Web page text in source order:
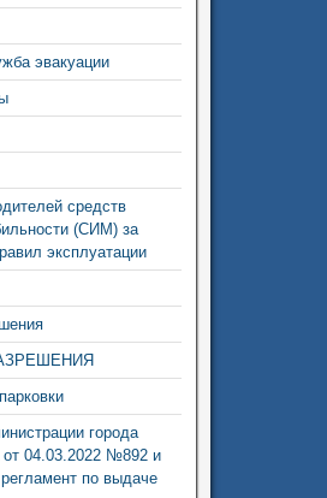
эвакуации
средств
(СИМ) за
эксплуатации
города
от 04.03.2022 №892 и
по выдаче